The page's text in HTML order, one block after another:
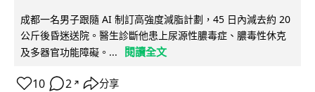
成都一名男子跟隨 AI 制訂高強度減脂計劃，45 日內減去約 20
公斤後昏迷送院。醫生診斷他患上尿源性膿毒症、膿毒性休克
及多器官功能障礙。...
閱讀全文
10 2 ↗ 分享